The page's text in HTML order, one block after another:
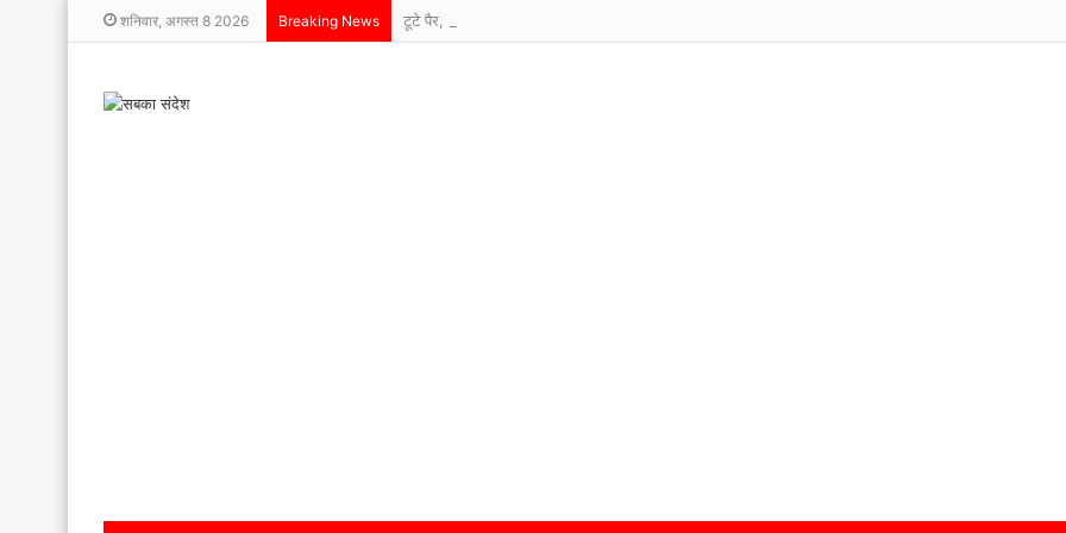
शनिवार, अगस्त 8 2026 Breaking News टूटे पैर, बुलंद हौसले! ओडिशा में 250 KM तिपहिया साइकिल चलाकर इलाज कराने अस्पताल पहुंचे 65 साल के बुजुर्ग